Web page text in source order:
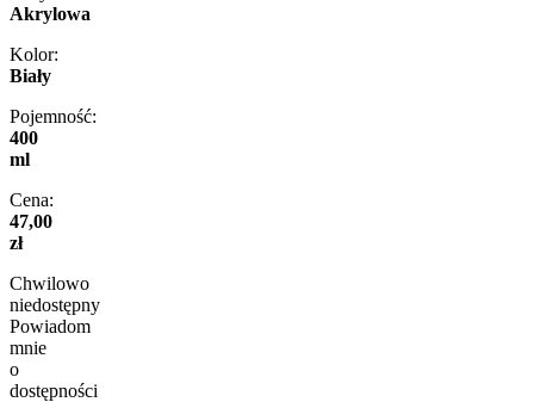
Akrylowa
Kolor:
Biały
Pojemność:
400
ml
Cena:
47,00
zł
Chwilowo
niedostępny
Powiadom
mnie
o
dostępności